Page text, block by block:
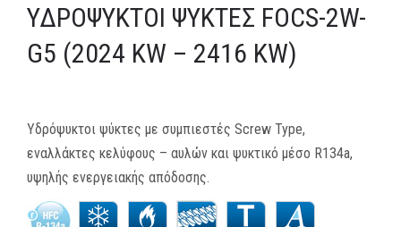
E-SHOP
ΥΔΡΌΨΥΚΤΟΙ ΨΎΚΤΕΣ FOCS-2W-
G5 (2024 KW – 2416 KW)
Υδρόψυκτοι ψύκτες με συμπιεστές Screw Type,
εναλλάκτες κελύφους – αυλών και ψυκτικό μέσο R134a,
υψηλής ενεργειακής απόδοσης.